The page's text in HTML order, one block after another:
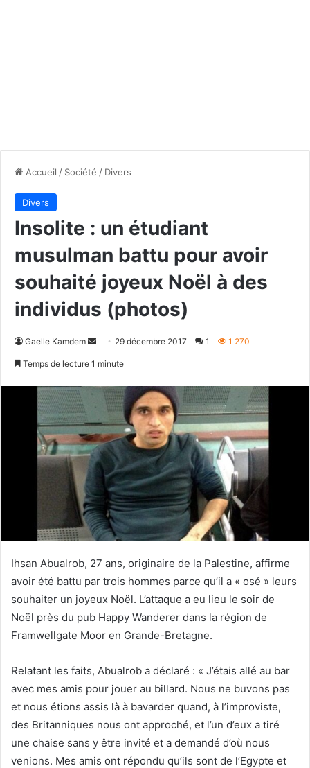
Accueil / Société / Divers
Divers
Insolite : un étudiant
musulman battu pour avoir
souhaité joyeux Noël à des
individus (photos)
Gaelle Kamdem
Envoyer29 décembre 2017 1 1 270
Temps de lecture 1 minute
Ihsan Abualrob, 27 ans, originaire de la Palestine, affirme
avoir été battu par trois hommes parce qu’il a « osé » leurs
souhaiter un joyeux Noël. L’attaque a eu lieu le soir de
Noël près du pub Happy Wanderer dans la région de
Framwellgate Moor en Grande-Bretagne.
Relatant les faits, Abualrob a déclaré : « J’étais allé au bar
avec mes amis pour jouer au billard. Nous ne buvons pas
et nous étions assis là à bavarder quand, à l’improviste,
des Britanniques nous ont approché, et l’un d’eux a tiré
une chaise sans y être invité et a demandé d’où nous
venions. Mes amis ont répondu qu’ils sont de l’Egypte et